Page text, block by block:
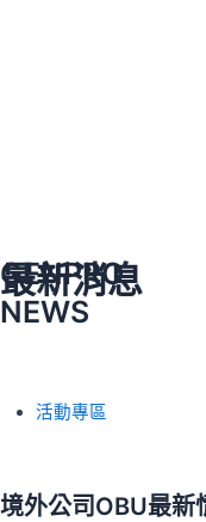
GENPRO
NEWS
最新消息
活動專區
境外公司OBU最新